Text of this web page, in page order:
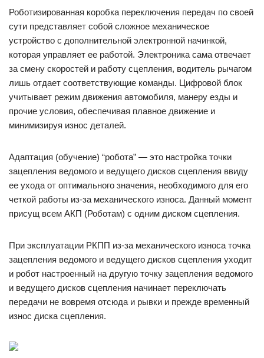
Роботизированная коробка переключения передач по своей
сути представляет собой сложное механическое
устройство с дополнительной электронной начинкой,
которая управляет ее работой. Электроника сама отвечает
за смену скоростей и работу сцепления, водитель рычагом
лишь отдает соответствующие команды. Цифровой блок
учитывает режим движения автомобиля, манеру езды и
прочие условия, обеспечивая плавное движение и
минимизируя износ деталей.
Адаптация (обучение) “робота” — это настройка точки
зацепления ведомого и ведущего дисков сцепления ввиду
ее ухода от оптимального значения, необходимого для его
четкой работы из-за механического износа. Данный момент
присущ всем АКП (Роботам) с одним диском сцепления.
При эксплуатации РКПП из-за механического износа точка
зацепления ведомого и ведущего дисков сцепления уходит
и робот настроенный на другую точку зацепления ведомого
и ведущего дисков сцепления начинает переключать
передачи не вовремя отсюда и рывки и прежде временный
износ диска сцепления.